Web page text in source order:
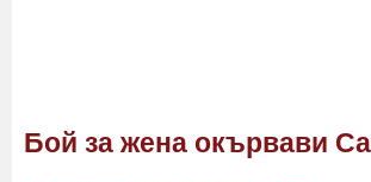
Бой за жена окървави